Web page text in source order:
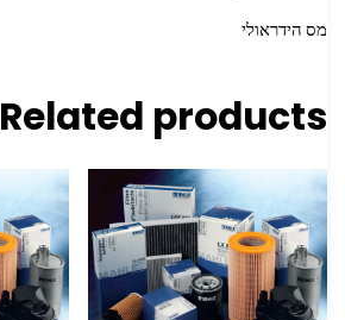
מס הידראולי
Related products